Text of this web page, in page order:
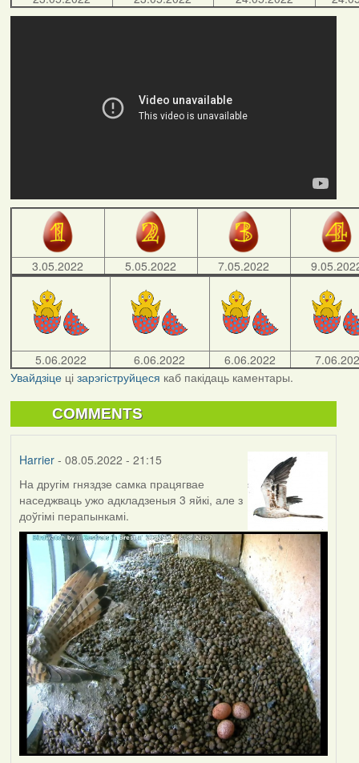
3.05.2022 5.05.2022 7.05.2022
5.06.2022 6.06.2022 6.06.2022
Увайдзіцеці зарэгіструйцеся каб пакідаць каментары.
COMMENTS
Harrier- 08.05.2022 - 21:15
На другім гняздзе самка працягвае
наседжваць ужо адкладзеныя 3 яйкі, але з
доўгімі перапынкамі.